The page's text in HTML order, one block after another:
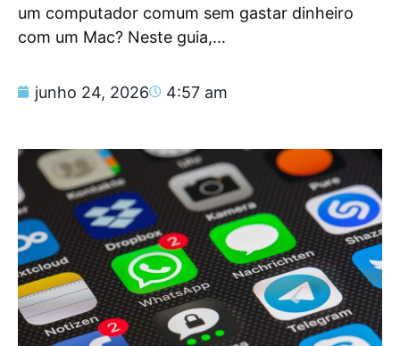
um computador comum sem gastar dinheiro
com um Mac? Neste guia,...
junho 24, 2026 4:57 am